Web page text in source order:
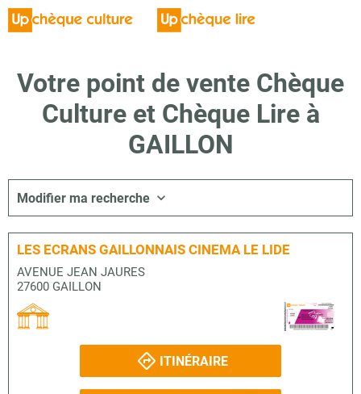
Votre point de vente Chèque
Culture et Chèque Lire à
GAILLON
Modifier ma recherche
LES ECRANS GAILLONNAIS CINEMA LE LIDE
AVENUE JEAN JAURES
27600 GAILLON
ITINÉRAIRE